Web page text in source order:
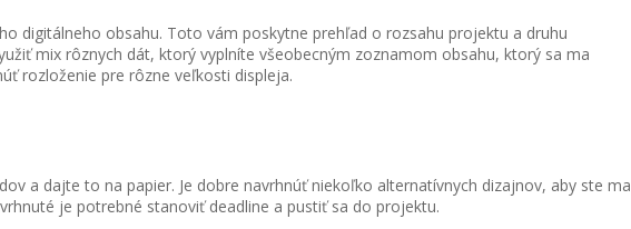
digitálneho obsahu. Toto vám poskytne prehľad o rozsahu projektu a druhu
mix rôznych dát, ktorý vyplníte všeobecným zoznamom obsahu, ktorý sa ma
rozloženie pre rôzne veľkosti displeja.
a dajte to na papier. Je dobre navrhnúť niekoľko alternatívnych dizajnov, aby ste
je potrebné stanoviť deadline a pustiť sa do projektu.